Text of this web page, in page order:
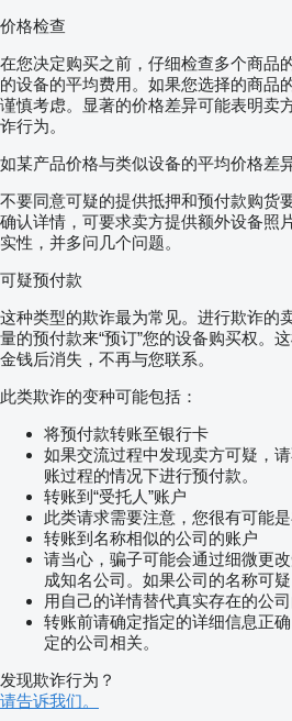
价格检查
在您决定购买之前，仔细检查多个商品
的设备的平均费用。如果您选择的商品
谨慎考虑。显著的价格差异可能表明卖
诈行为。
如某产品价格与类似设备的平均价格差
不要同意可疑的提供抵押和预付款购货
确认详情，可要求卖方提供额外设备照
实性，并多问几个问题。
可疑预付款
这种类型的欺诈最为常见。进行欺诈的
量的预付款来“预订”您的设备购买权。
金钱后消失，不再与您联系。
此类欺诈的变种可能包括：
将预付款转账至银行卡
如果交流过程中发现卖方可疑，
账过程的情况下进行预付款。
转账到“受托人”账户
此类请求需要注意，您很有可能是
转账到名称相似的公司的账户
请当心，骗子可能会通过细微更
成知名公司。如果公司的名称可疑
用自己的详情替代真实存在的公
转账前请确定指定的详细信息正
定的公司相关。
发现欺诈行为？
请告诉我们。